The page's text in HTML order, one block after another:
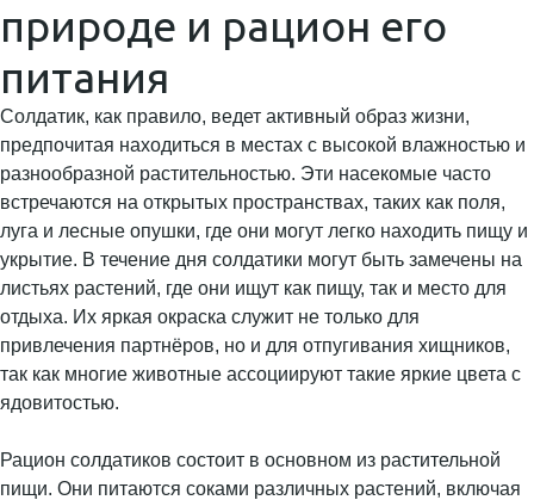
природе и рацион его
питания
Солдатик, как правило, ведет активный образ жизни,
предпочитая находиться в местах с высокой влажностью и
разнообразной растительностью. Эти насекомые часто
встречаются на открытых пространствах, таких как поля,
луга и лесные опушки, где они могут легко находить пищу и
укрытие. В течение дня солдатики могут быть замечены на
листьях растений, где они ищут как пищу, так и место для
отдыха. Их яркая окраска служит не только для
привлечения партнёров, но и для отпугивания хищников,
так как многие животные ассоциируют такие яркие цвета с
ядовитостью.
Рацион солдатиков состоит в основном из растительной
пищи. Они питаются соками различных растений, включая